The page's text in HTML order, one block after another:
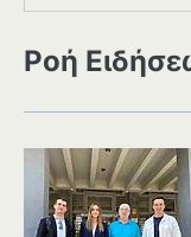
Ροή